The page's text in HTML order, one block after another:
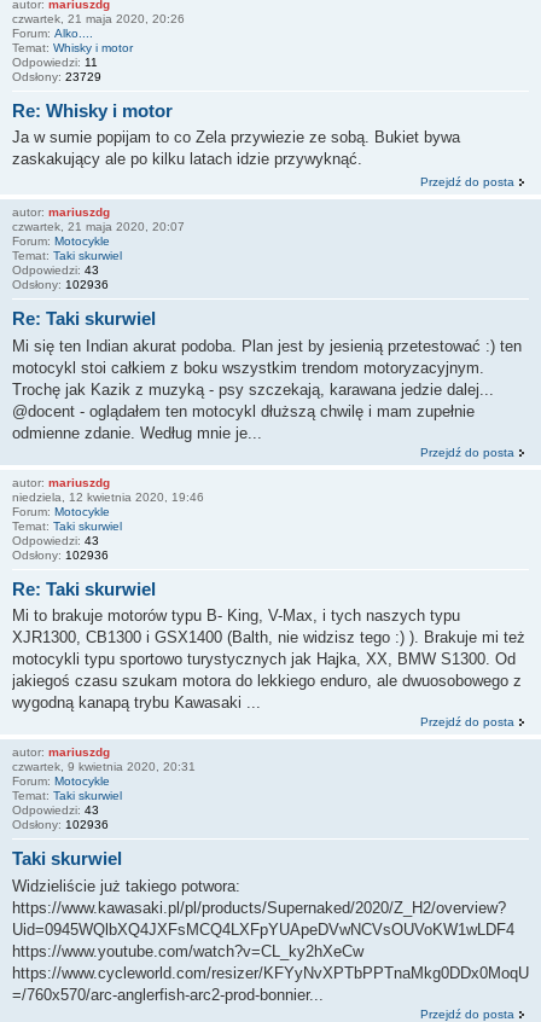
autor: mariuszdg
czwartek, 21 maja 2020, 20:26
Forum: Alko....
Temat: Whisky i motor
Odpowiedzi: 11
Odsłony: 23729
Re: Whisky i motor
Ja w sumie popijam to co Zela przywiezie ze sobą. Bukiet bywa
zaskakujący ale po kilku latach idzie przywyknąć.
Przejdź do posta
autor: mariuszdg
czwartek, 21 maja 2020, 20:07
Forum: Motocykle
Temat: Taki skurwiel
Odpowiedzi: 43
Odsłony: 102936
Re: Taki skurwiel
Mi się ten Indian akurat podoba. Plan jest by jesienią przetestować :) ten
motocykl stoi całkiem z boku wszystkim trendom motoryzacyjnym.
Trochę jak Kazik z muzyką - psy szczekają, karawana jedzie dalej...
@docent - oglądałem ten motocykl dłuższą chwilę i mam zupełnie
odmienne zdanie. Według mnie je...
Przejdź do posta
autor: mariuszdg
niedziela, 12 kwietnia 2020, 19:46
Forum: Motocykle
Temat: Taki skurwiel
Odpowiedzi: 43
Odsłony: 102936
Re: Taki skurwiel
Mi to brakuje motorów typu B- King, V-Max, i tych naszych typu
XJR1300, CB1300 i GSX1400 (Balth, nie widzisz tego :) ). Brakuje mi też
motocykli typu sportowo turystycznych jak Hajka, XX, BMW S1300. Od
jakiegoś czasu szukam motora do lekkiego enduro, ale dwuosobowego z
wygodną kanapą trybu Kawasaki ...
Przejdź do posta
autor: mariuszdg
czwartek, 9 kwietnia 2020, 20:31
Forum: Motocykle
Temat: Taki skurwiel
Odpowiedzi: 43
Odsłony: 102936
Taki skurwiel
Widzieliście już takiego potwora:
https://www.kawasaki.pl/pl/products/Supernaked/2020/Z_H2/overview?
Uid=0945WQlbXQ4JXFsMCQ4LXFpYUApeDVwNCVsOUVoKW1wLDF4
https://www.youtube.com/watch?v=CL_ky2hXeCw
https://www.cycleworld.com/resizer/KFYyNvXPTbPPTnaMkg0DDx0MoqU
=/760x570/arc-anglerfish-arc2-prod-bonnier...
Przejdź do posta